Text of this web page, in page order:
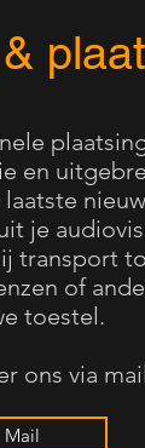
en
je
transport
of
toestel.
ons via mail
Mail